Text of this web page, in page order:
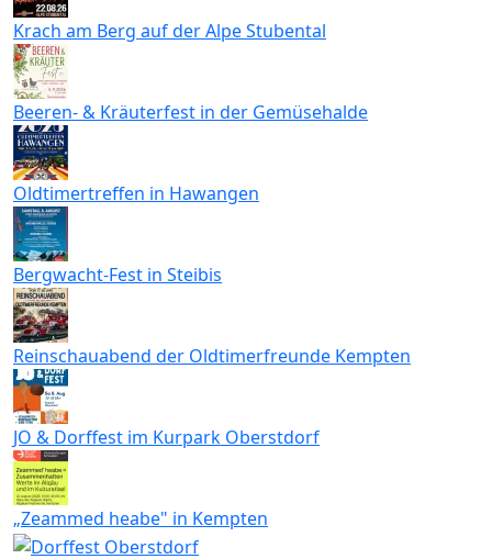
Krach am Berg auf der Alpe Stubental
Beeren- & Kräuterfest in der Gemüsehalde
Oldtimertreffen in Hawangen
Bergwacht-Fest in Steibis
Reinschauabend der Oldtimerfreunde Kempten
JO & Dorffest im Kurpark Oberstdorf
„Zeammed heabe" in Kempten